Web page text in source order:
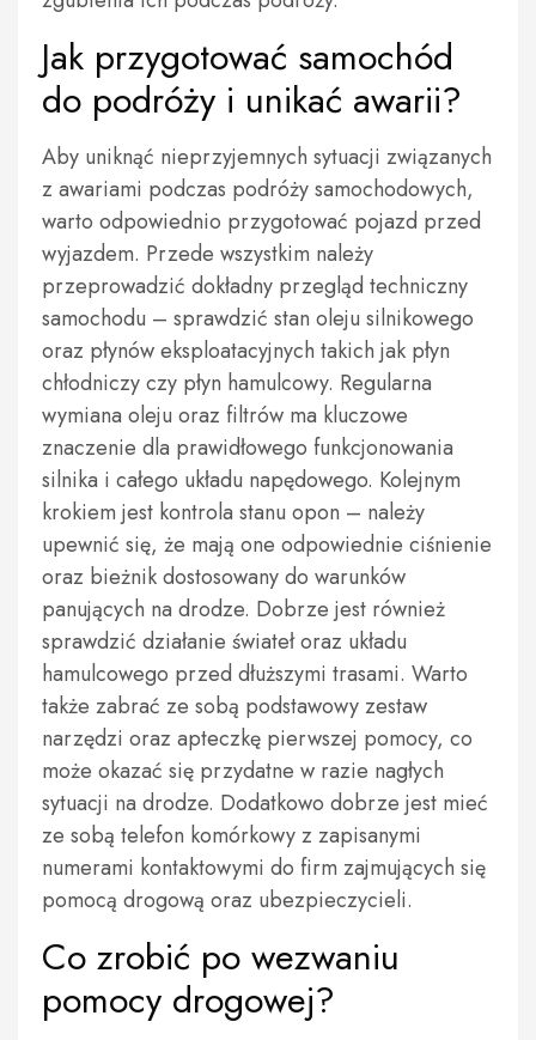
Jak przygotować samochód
do podróży i unikać awarii?
Aby uniknąć nieprzyjemnych sytuacji związanych
z awariami podczas podróży samochodowych,
warto odpowiednio przygotować pojazd przed
wyjazdem. Przede wszystkim należy
przeprowadzić dokładny przegląd techniczny
samochodu – sprawdzić stan oleju silnikowego
oraz płynów eksploatacyjnych takich jak płyn
chłodniczy czy płyn hamulcowy. Regularna
wymiana oleju oraz filtrów ma kluczowe
znaczenie dla prawidłowego funkcjonowania
silnika i całego układu napędowego. Kolejnym
krokiem jest kontrola stanu opon – należy
upewnić się, że mają one odpowiednie ciśnienie
oraz bieżnik dostosowany do warunków
panujących na drodze. Dobrze jest również
sprawdzić działanie świateł oraz układu
hamulcowego przed dłuższymi trasami. Warto
także zabrać ze sobą podstawowy zestaw
narzędzi oraz apteczkę pierwszej pomocy, co
może okazać się przydatne w razie nagłych
sytuacji na drodze. Dodatkowo dobrze jest mieć
ze sobą telefon komórkowy z zapisanymi
numerami kontaktowymi do firm zajmujących się
pomocą drogową oraz ubezpieczycieli.
Co zrobić po wezwaniu
pomocy drogowej?